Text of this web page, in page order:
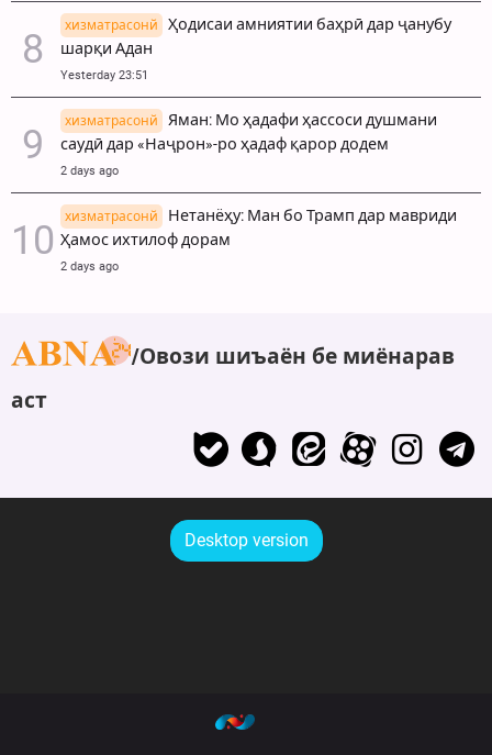
хизматрасонй
Ҳодисаи амниятии баҳрӣ дар ҷанубу
шарқи Адан
Yesterday 23:51
хизматрасонй
Яман: Мо ҳадафи ҳассоси душмани
саудӣ дар «Наҷрон»-ро ҳадаф қарор додем
2 days ago
хизматрасонй
Нетанёҳу: Ман бо Трамп дар мавриди
Ҳамос ихтилоф дорам
2 days ago
Овози шиъаён бе миёнарав
аст
Desktop version